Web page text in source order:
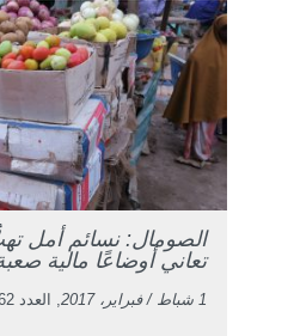
الصومال: نسائم أمل
تعاني أوضاعًا مالية
1 شباط / فبراير، 2017 , العدد 62 / من الميدان